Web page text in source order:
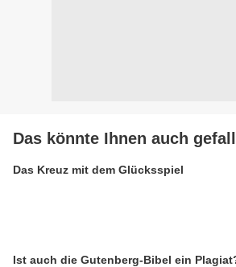
Das könnte Ihnen auch
Das Kreuz mit dem Glücksspiel
Ist auch die Gutenberg-Bibel ein